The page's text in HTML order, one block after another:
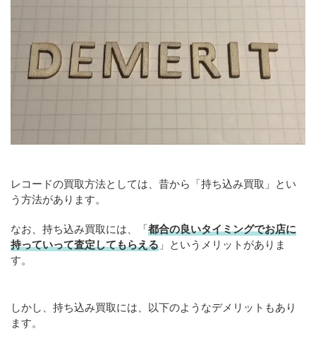
レコードの買取方法としては、昔から「持ち込み買取」とい
う方法があります。
なお、持ち込み買取には、「都合の良いタイミングでお店に
持っていって査定してもらえる 」というメリットがありま
す。
しかし、持ち込み買取には、以下のようなデメリットもあり
ます。